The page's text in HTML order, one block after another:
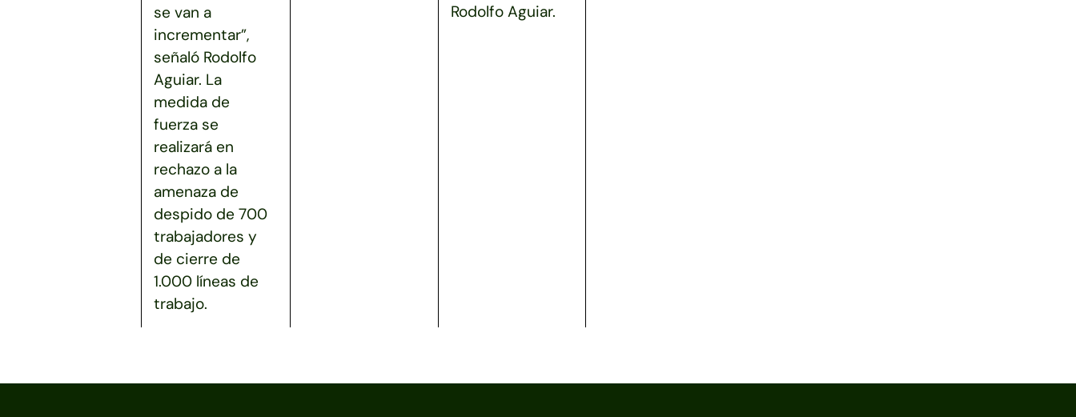
se van a
incrementar”,
señaló Rodolfo
Aguiar. La
medida de
fuerza se
realizará en
rechazo a la
amenaza de
despido de 700
trabajadores y
de cierre de
1.000 líneas de
trabajo.
Rodolfo Aguiar.